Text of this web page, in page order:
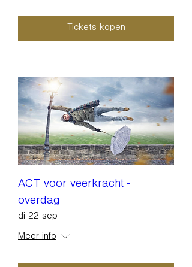
Tickets kopen
ACT voor veerkracht -
overdag
di 22 sep
Meer info